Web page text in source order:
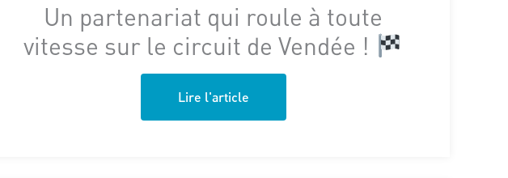
Un partenariat qui roule à toute
vitesse sur le circuit de Vendée !
Lire l'article